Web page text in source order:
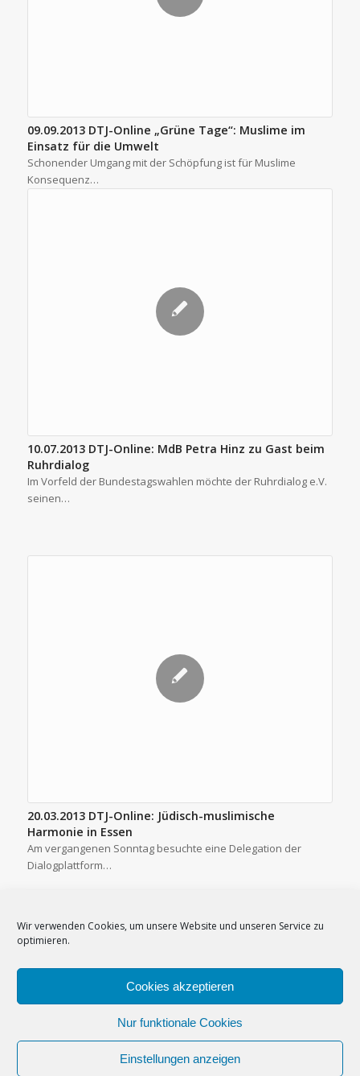
Wir verwenden Cookies, um unsere Website und unseren Service zu
optimieren.
Cookies akzeptieren
Nur funktionale Cookies
Einstellungen anzeigen
09.09.2013 DTJ-Online „Grüne Tage“: Muslime im
Einsatz für die Umwelt
Schonender Umgang mit der Schöpfung ist für Muslime
Konsequenz…
10.07.2013 DTJ-Online: MdB Petra Hinz zu Gast beim
Ruhrdialog
Im Vorfeld der Bundestagswahlen möchte der Ruhrdialog e.V.
seinen…
20.03.2013 DTJ-Online: Jüdisch-muslimische
Harmonie in Essen
Am vergangenen Sonntag besuchte eine Delegation der
Dialogplattform…
Impressum–Datenschutzerklärung–Cookie-Richtlinie (EU)–
Newsletter